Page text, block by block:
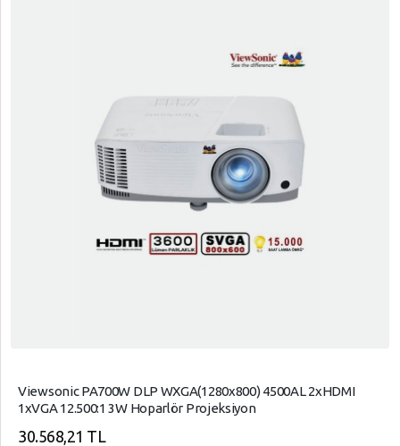
Viewsonic PA700W DLP WXGA(1280x800) 4500AL 2xHDMI
1xVGA 12.500:1 3W Hoparlör Projeksiyon
30.568,21 TL